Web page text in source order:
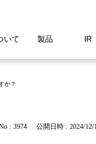
いて 製品 IR
か？
: 3974 公開日時 : 2024/12/